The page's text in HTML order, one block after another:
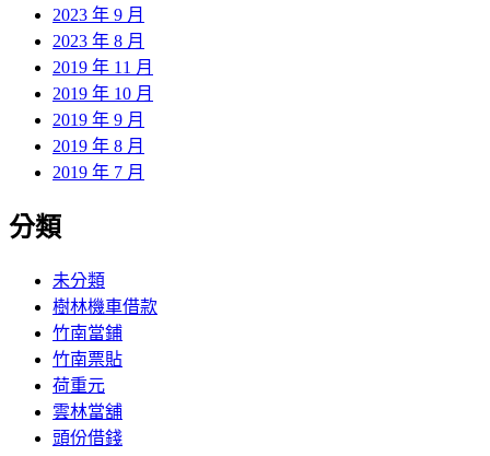
2023 年 9 月
2023 年 8 月
2019 年 11 月
2019 年 10 月
2019 年 9 月
2019 年 8 月
2019 年 7 月
分類
未分類
樹林機車借款
竹南當鋪
竹南票貼
荷重元
雲林當舖
頭份借錢